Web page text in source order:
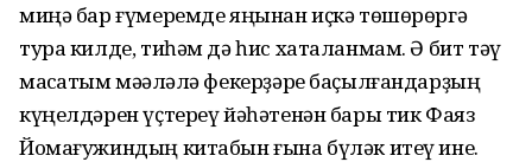
миңә бар ғүмеремде яңынан иҫкә төшөрөргә
тура килде, тиһәм дә һис хаталанмам. Ә бит тәү
маҡсатым мәҡәләлә фекерҙәре баҫылғандарҙың
күңелдәрен үҫтереү йәһәтенән бары тик Фаяз
Йомағужиндың китабын ғына бүләк итеү ине.